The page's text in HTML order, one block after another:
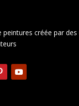
peintures créée par